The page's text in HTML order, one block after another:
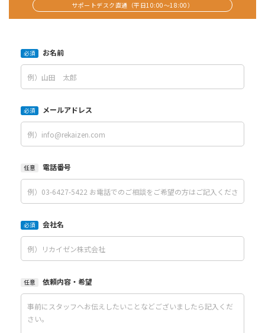
サポートデスク直通（平日10:00〜18:00）
必須 お名前
必須 メールアドレス
任意 電話番号
必須 会社名
任意 依頼内容・希望